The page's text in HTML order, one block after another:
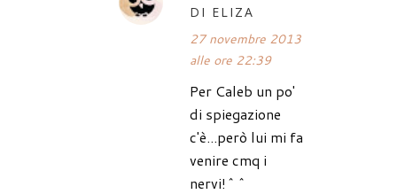
DI ELIZA
27 novembre 2013
alle ore 22:39
Per Caleb un po'
di spiegazione
c'è...però lui mi fa
venire cmq i
nervi!^^